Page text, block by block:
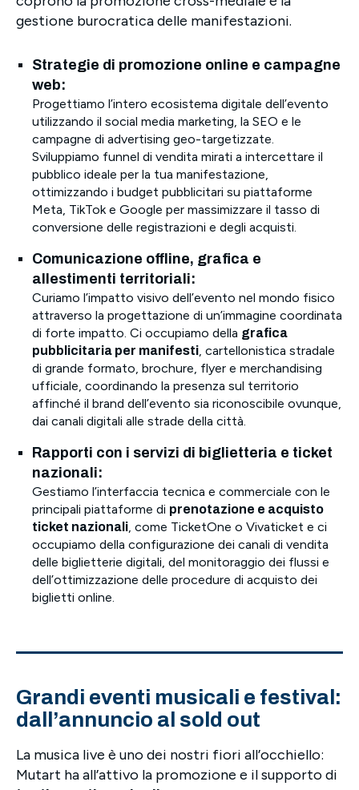
gestione burocratica delle manifestazioni.
Strategie di promozione online e campagne
web:
Progettiamo l’intero ecosistema digitale dell’evento
utilizzando il social media marketing, la SEO e le
campagne di advertising geo-targetizzate.
Sviluppiamo funnel di vendita mirati a intercettare il
pubblico ideale per la tua manifestazione,
ottimizzando i budget pubblicitari su piattaforme
Meta, TikTok e Google per massimizzare il tasso di
conversione delle registrazioni e degli acquisti.
Comunicazione offline, grafica e
allestimenti territoriali:
Curiamo l’impatto visivo dell’evento nel mondo fisico
attraverso la progettazione di un’immagine coordinata
di forte impatto. Ci occupiamo della grafica
pubblicitaria per manifesti, cartellonistica stradale
di grande formato, brochure, flyer e merchandising
ufficiale, coordinando la presenza sul territorio
affinché il brand dell’evento sia riconoscibile ovunque,
dai canali digitali alle strade della città.
Rapporti con i servizi di biglietteria e ticket
nazionali:
Gestiamo l’interfaccia tecnica e commerciale con le
principali piattaforme di prenotazione e acquisto
ticket nazionali, come TicketOne o Vivaticket e ci
occupiamo della configurazione dei canali di vendita
delle biglietterie digitali, del monitoraggio dei flussi e
dell’ottimizzazione delle procedure di acquisto dei
biglietti online.
Grandi eventi musicali e festival:
dall’annuncio al sold out
La musica live è uno dei nostri fiori all’occhiello:
Mutart ha all’attivo la promozione e il supporto di